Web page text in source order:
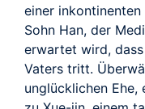
einer
Sohn Han, der
erwartet wird,
Vaters tritt.
unglücklichen Ehe,